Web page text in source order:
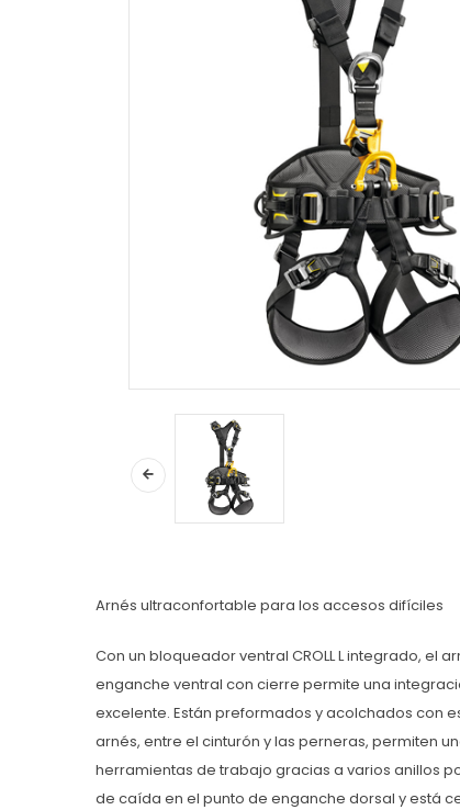
Arnés ultraconfortable para los accesos difíciles
Con un bloqueador ventral CROLL L integrado, el
enganche ventral con cierre permite una
excelente. Están preformados y acolchados con
arnés, entre el cinturón y las perneras, permiten
herramientas de trabajo gracias a varios anillos
de caída en el punto de enganche dorsal y está